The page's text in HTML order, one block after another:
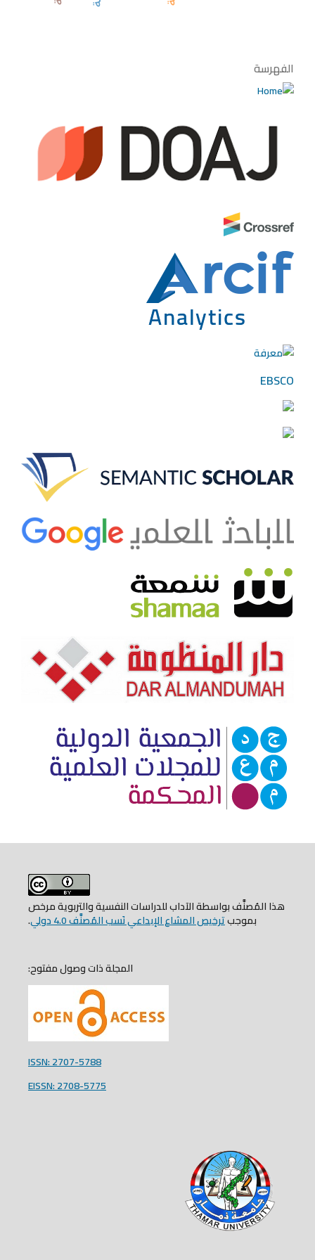
الفهرسة
EBSCO
هذا المُصنَّف بواسطة الآداب للدراسات النفسية والتربوية مرخص
بموجبترخيص المشاع الإبداعي نَسب المُصنَّف 4.0 دولي .
المجلة ذات وصول مفتوح:
ISSN: 2707-5788
EISSN: 2708-5775